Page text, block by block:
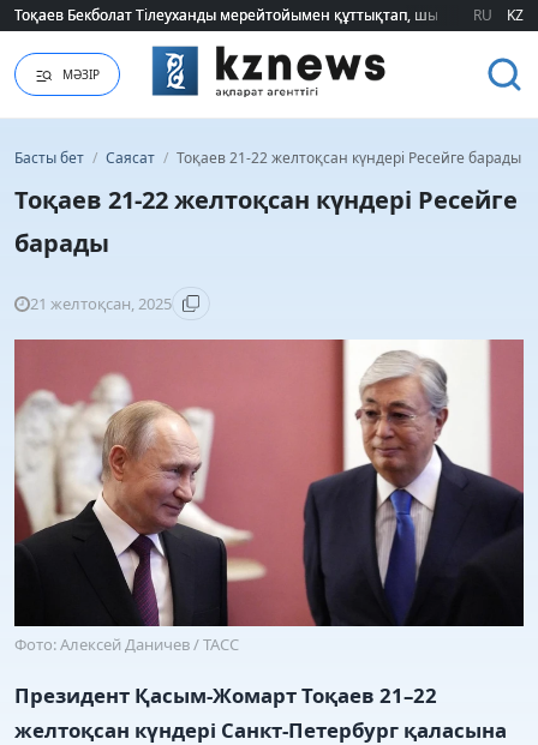
Тоқаев Бекболат Тілеуханды мерейтойымен құттықтап, шығармашылық
Тоқаев Бекболат Тілеуханды мерейтойымен құттықтап, шығармашылық
RU KZ
МӘЗІР
Басты бет / Саясат / Тоқаев 21-22 желтоқсан күндері Ресейге барады
Тоқаев 21-22 желтоқсан күндері Ресейге
барады
21 желтоқсан, 2025
Фото: Алексей Даничев / ТАСС
Президент Қасым-Жомарт Тоқаев 21–22
желтоқсан күндері Санкт-Петербург қаласына